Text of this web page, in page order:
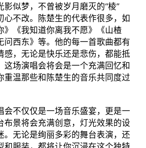
影似梦，不曾被岁月磨灭的“棱”
心不改。陈楚生的代表作很多，如
》《我知道你离我不愿》《山楂
问西东》等。他的每一首歌曲都有
感，无论是快乐还是悲伤，都能抵
这场演唱会将会是一个充满回忆和
重温那些和陈楚生的音乐共同度过
会不仅仅是一场音乐盛宴，更是一
布景将会充满创意，灯光效果的设
。无论是绚丽多彩的舞台表演，还